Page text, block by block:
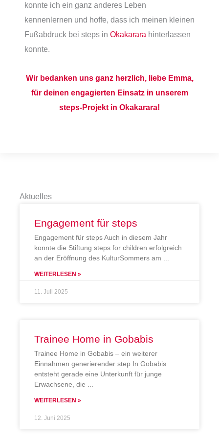
konnte ich ein ganz anderes Leben
kennenlernen und hoffe, dass ich meinen kleinen
Fußabdruck bei steps in Okakarara hinterlassen
konnte.
Wir bedanken uns ganz herzlich, liebe Emma,
für deinen engagierten Einsatz in unserem
steps-Projekt in Okakarara!
Aktuelles
Engagement für steps
Engagement für steps Auch in diesem Jahr
konnte die Stiftung steps for children erfolgreich
an der Eröffnung des KulturSommers am
WEITERLESEN »
11. Juli 2025
Trainee Home in Gobabis
Trainee Home in Gobabis – ein weiterer
Einnahmen generierender step In Gobabis
entsteht gerade eine Unterkunft für junge
Erwachsene, die
WEITERLESEN »
12. Juni 2025